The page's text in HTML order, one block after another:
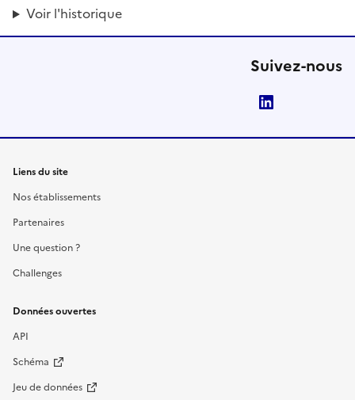
Voir l'historique
Suivez-nous
Liens du site
Nos établissements
Partenaires
Une question ?
Challenges
Données ouvertes
API
Schéma
Jeu de données